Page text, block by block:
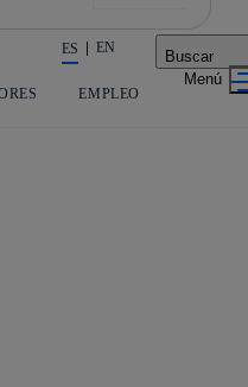
acción en accionistas e inversores
ES EN Buscar
EMPLEO